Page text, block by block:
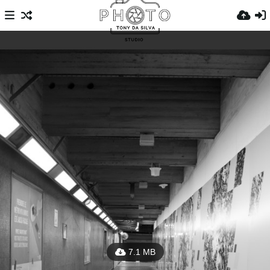
7.1 MB